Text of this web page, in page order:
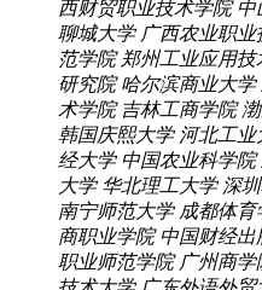
西财贸职业技术学院 中
聊城大学 广西农业职业
范学院 郑州工业应用技
研究院 哈尔滨商业大学
术学院 吉林工商学院
韩国庆熙大学 河北工业
经大学 中国农业科学院
大学 华北理工大学 深
南宁师范大学 成都体育
商职业学院 中国财经出
职业师范学院 广州商学